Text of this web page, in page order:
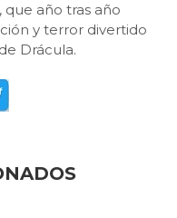
año tras año
y terror divertido
Drácula.